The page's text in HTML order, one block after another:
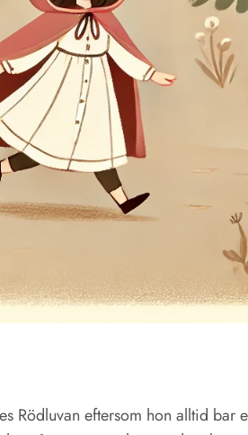
Rödluvan eftersom hon alltid bar